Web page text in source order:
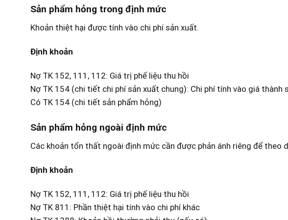
Sản phẩm hỏng trong định mức
Khoản thiệt hại được tính vào chi phí sản xuất.
Định khoản
Nợ TK 152, 111, 112: Giá trị phế liệu thu hồi
Nợ TK 154 (chi tiết chi phí sản xuất chung): Chi phí tính vào giá thành
Có TK 154 (chi tiết sản phẩm hỏng)
Sản phẩm hỏng ngoài định mức
Các khoản tổn thất ngoài định mức cần được phản ánh riêng để theo
Định khoản
Nợ TK 152, 111, 112: Giá trị phế liệu thu hồi
Nợ TK 811: Phần thiệt hại tính vào chi phí khác